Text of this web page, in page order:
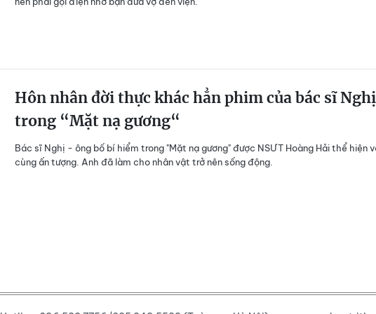
Hôn nhân đời thực khác hẳn phim của bác sĩ Nghị
trong “Mặt nạ gương“
Bác sĩ Nghị - ông bố bí hiểm trong "Mặt nạ gương" được NSƯT Hoàng Hải thể hiện
cùng ấn tượng. Anh đã làm cho nhân vật trở nên sống động.